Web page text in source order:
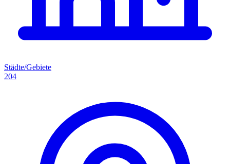
Städte/Gebiete
204